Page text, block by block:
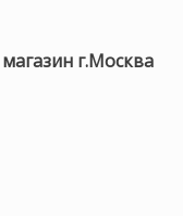
г.Москва